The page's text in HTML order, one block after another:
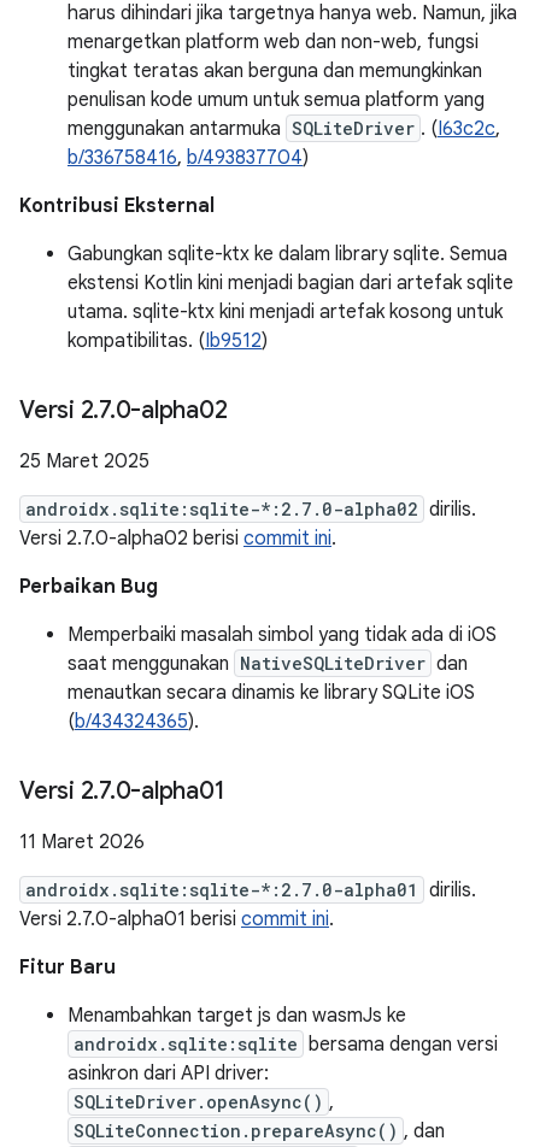
harus dihindari jika targetnya hanya web. Namun, jika
menargetkan platform web dan non-web, fungsi
tingkat teratas akan berguna dan memungkinkan
penulisan kode umum untuk semua platform yang
menggunakan antarmuka SQLiteDriver . (I63c2c,
b/336758416, b/493837704)
Kontribusi Eksternal
Gabungkan sqlite-ktx ke dalam library sqlite. Semua
ekstensi Kotlin kini menjadi bagian dari artefak sqlite
utama. sqlite-ktx kini menjadi artefak kosong untuk
kompatibilitas. (Ib9512)
Versi 2.7.0-alpha02
25 Maret 2025
androidx.sqlite:sqlite-*:2.7.0-alpha02 dirilis.
Versi 2.7.0-alpha02 berisi commit ini.
Perbaikan Bug
Memperbaiki masalah simbol yang tidak ada di iOS
saat menggunakan NativeSQLiteDriver dan
menautkan secara dinamis ke library SQLite iOS
(b/434324365).
Versi 2.7.0-alpha01
11 Maret 2026
androidx.sqlite:sqlite-*:2.7.0-alpha01
dirilis.
Versi 2.7.0-alpha01 berisi commit ini.
Fitur Baru
Menambahkan target js dan wasmJs ke
androidx.sqlite:sqlite bersama dengan versi
asinkron dari API driver:
SQLiteDriver.openAsync() ,
SQLiteConnection.prepareAsync() , dan